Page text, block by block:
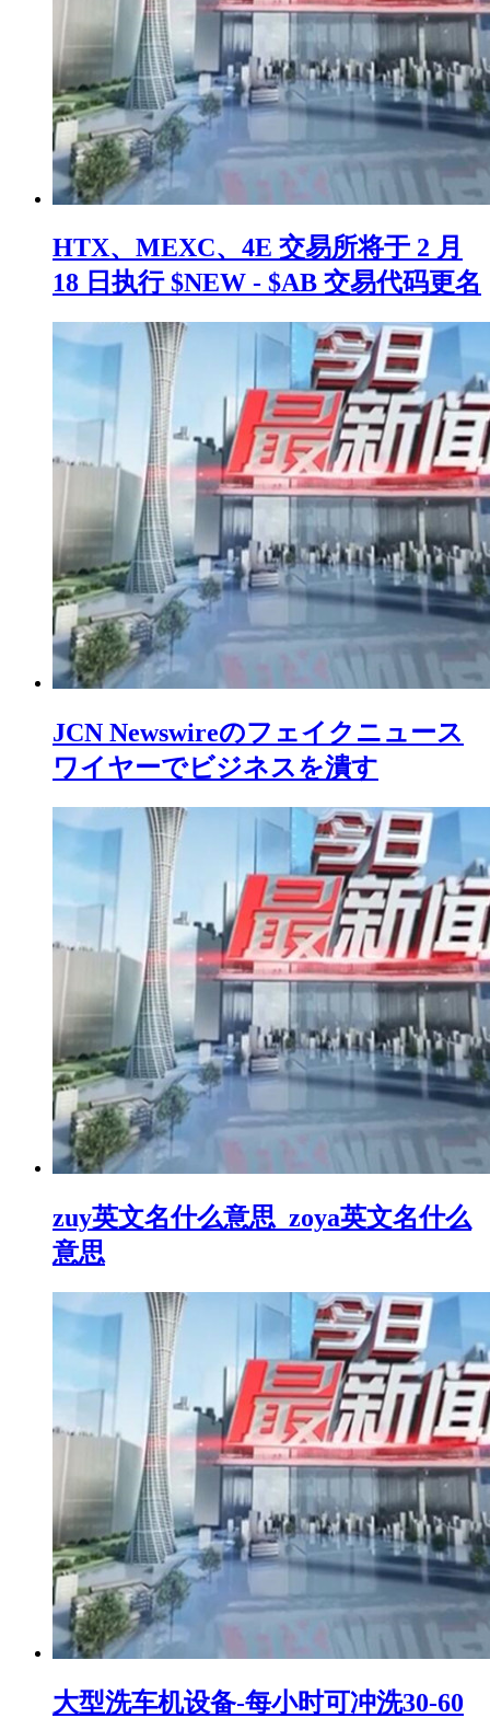
HTX、MEXC、4E 交易所将于 2 月
18 日执行 $NEW - $AB 交易代码更名
JCN Newswireのフェイクニュース
ワイヤーでビジネスを潰す
zuy英文名什么意思_zoya英文名什么
意思
大型洗车机设备-每小时可冲洗30-60